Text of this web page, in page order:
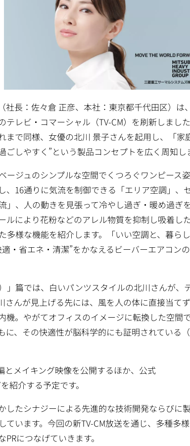
長：佐々倉 正彦、本社：東京都千代田区）は
レビ・コマーシャル（TV-CM）を刷新しまし
で同様、女優の北川 景子さんを起用し、「家
しやすく”という製品コンセプトを広く周知し
ジュのシンプルな空間でくつろぐワンピース
16通りに気流を制御できる「エリア空調」、
、人の動きを見張って冷やし過ぎ・暖め過ぎ
により花粉などのアレル物質を抑制し吸着し
様な機能を紹介します。「いい空調と、暮ら
・省エネ・清潔”をかなえるビーバーエアコン
篇では、白いパンツスタイルの北川さんが、
んが見上げる先には、風を人の体に直接当て
。やがてオフィスのイメージに転換した空間
、その快適性が脳科学的にも証明されている（
とメイキング映像を公開するほか、公式
紹介する予定です。
たシナジーによる先進的な技術開発ならびに
います。今回の新TV-CM放送を通じ、多種多
につなげていきます。